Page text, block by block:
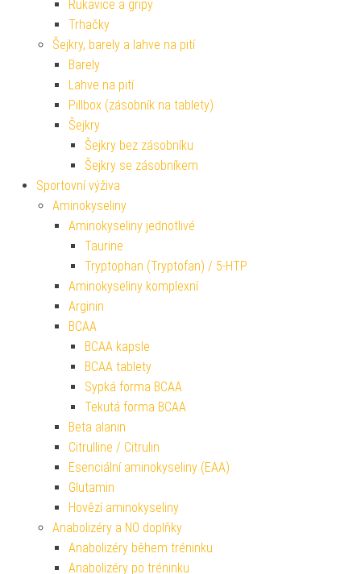
Rukavice a gripy
Trhačky
Šejkry, barely a lahve na pití
Barely
Lahve na pití
Pillbox (zásobník na tablety)
Šejkry
Šejkry bez zásobníku
Šejkry se zásobníkem
Sportovní výživa
Aminokyseliny
Aminokyseliny jednotlivé
Taurine
Tryptophan (Tryptofan) / 5-HTP
Aminokyseliny komplexní
Arginin
BCAA
BCAA kapsle
BCAA tablety
Sypká forma BCAA
Tekutá forma BCAA
Beta alanin
Citrulline / Citrulin
Esenciální aminokyseliny (EAA)
Glutamin
Hovězí aminokyseliny
Anabolizéry a NO doplňky
Anabolizéry během tréninku
Anabolizéry po tréninku